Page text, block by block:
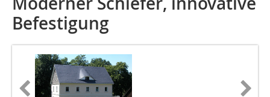
Befestigung